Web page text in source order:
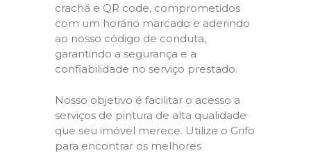
crachá e QR code, comprometidos
com um horário marcado e aderindo
ao nosso código de conduta,
garantindo a segurança e a
confiabilidade no serviço prestado.
Nosso objetivo é facilitar o acesso a
serviços de pintura de alta qualidade
que seu imóvel merece. Utilize o Grifo
para encontrar os melhores